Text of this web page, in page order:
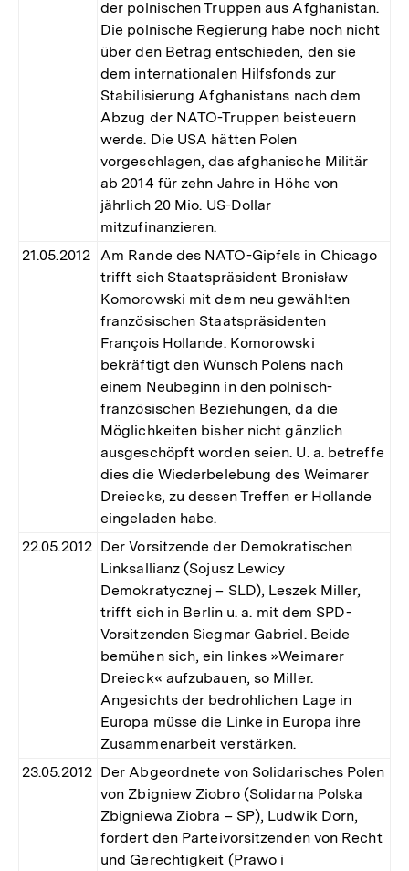
der polnischen Truppen aus Afghanistan.
Die polnische Regierung habe noch nicht
über den Betrag entschieden, den sie
dem internationalen Hilfsfonds zur
Stabilisierung Afghanistans nach dem
Abzug der NATO-Truppen beisteuern
werde. Die USA hätten Polen
vorgeschlagen, das afghanische Militär
ab 2014 für zehn Jahre in Höhe von
jährlich 20 Mio. US-Dollar
mitzufinanzieren.
21.05.2012 Am Rande des NATO-Gipfels in Chicago
trifft sich Staatspräsident Bronisław
Komorowski mit dem neu gewählten
französischen Staatspräsidenten
François Hollande. Komorowski
bekräftigt den Wunsch Polens nach
einem Neubeginn in den polnisch-
französischen Beziehungen, da die
Möglichkeiten bisher nicht gänzlich
ausgeschöpft worden seien. U. a. betreffe
dies die Wiederbelebung des Weimarer
Dreiecks, zu dessen Treffen er Hollande
eingeladen habe.
22.05.2012 Der Vorsitzende der Demokratischen
Linksallianz (Sojusz Lewicy
Demokratycznej – SLD), Leszek Miller,
trifft sich in Berlin u. a. mit dem SPD-
Vorsitzenden Siegmar Gabriel. Beide
bemühen sich, ein linkes »Weimarer
Dreieck« aufzubauen, so Miller.
Angesichts der bedrohlichen Lage in
Europa müsse die Linke in Europa ihre
Zusammenarbeit verstärken.
23.05.2012 Der Abgeordnete von Solidarisches Polen
von Zbigniew Ziobro (Solidarna Polska
Zbigniewa Ziobra – SP), Ludwik Dorn,
fordert den Parteivorsitzenden von Recht
und Gerechtigkeit (Prawo i